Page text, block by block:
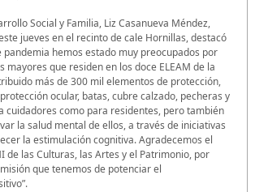
Social y Familia, Liz Casanueva Méndez,
jueves en el recinto de cale Hornillas, destacó
pandemia hemos estado muy preocupados por
mayores que residen en los doce ELEAM de la
más de 300 mil elementos de protección,
ocular, batas, cubre calzado, pecheras y
cuidadores como para residentes, pero también
la salud mental de ellos, a través de iniciativas
la estimulación cognitiva. Agradecemos el
de las Culturas, las Artes y el Patrimonio, por
que tenemos de potenciar el